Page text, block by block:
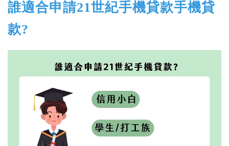
誰適合申請21世紀手機貸款手機貸
款?